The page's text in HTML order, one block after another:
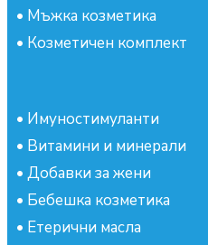
• Мъжка козметика
• Козметичен комплект
• Имуностимуланти
• Витамини и минерали
• Добавки за жени
• Бебешка козметика
• Етерични масла